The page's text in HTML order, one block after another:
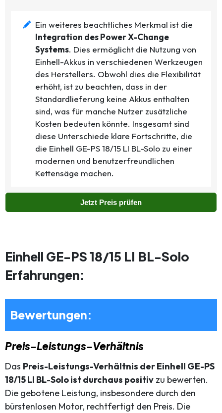
Ein weiteres beachtliches Merkmal ist die
Integration des Power X-Change
Systems. Dies ermöglicht die Nutzung von
Einhell-Akkus in verschiedenen Werkzeugen
des Herstellers. Obwohl dies die Flexibilität
erhöht, ist zu beachten, dass in der
Standardlieferung keine Akkus enthalten
sind, was für manche Nutzer zusätzliche
Kosten bedeuten könnte. Insgesamt sind
diese Unterschiede klare Fortschritte, die
die Einhell GE-PS 18/15 LI BL-Solo zu einer
modernen und benutzerfreundlichen
Kettensäge machen.
Jetzt Preis prüfen
Einhell GE-PS 18/15 LI BL-Solo
Erfahrungen:
Bewertungen:
Preis-Leistungs-Verhältnis
Das Preis-Leistungs-Verhältnis der Einhell GE-PS
18/15 LI BL-Solo ist durchaus positiv zu bewerten.
Die gebotene Leistung, insbesondere durch den
bürstenlosen Motor, rechtfertigt den Preis. Die